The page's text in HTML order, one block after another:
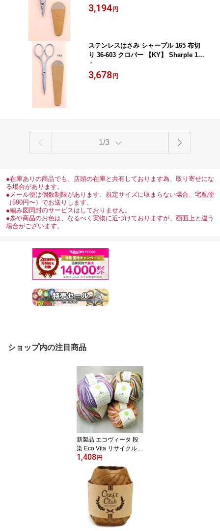
3,194 円
ステンレスはさみ シャープル 165 布切
り 36-603 クロバー 【KY】 Sharple 16
5mm はさみ 手芸 本革サック付
＊
3,678 円
1/3
●在庫ありの商品でも、店頭の在庫と共有しております為、取り寄せにな
る場合があります。
●メール便は個数制限があります。規定サイズに収まらない場合、宅配便
（590円〜）でお送りします。
●編み図同封のサービスはしておりません。
●糸や商品のお色は、なるべく実物に近づけておりますが、画面上と違う
場合がございます。
ショップ内の注目商品
新製品 エコヴィータ 段
染 Eco Vita リサイクルコ
ットン 【KN】サマーヤ
ーン 388M DMC 毛糸 編
1,408 円